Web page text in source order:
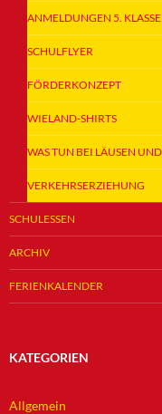
ANMELDUNGEN 5. KLASSE
SCHULFLYER
FÖRDERKONZEPT
WIELAND-SHIRTS
WAS TUN BEI LÄUSEN
VERKEHRSERZIEHUNG
SCHULESSEN
ARCHIV
FERIENKALENDER
KATEGORIEN
Allgemein